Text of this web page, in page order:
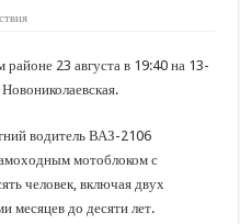
День России23 августа в 19:40 на 13-
водитель ВАЗ-2106
мотоблоком с
человек, включая двух
месяцев до десяти лет.